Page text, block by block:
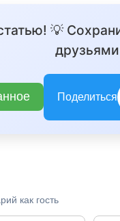
💡
Поделиться
как гость